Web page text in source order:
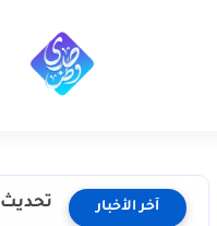
آخر الأخبار تحديث iOS 18.4 يُفاجئ المستخدمين.. هل يدمر بطارية آيفون؟